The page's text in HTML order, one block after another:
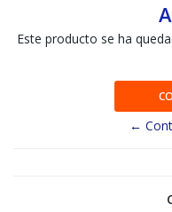
Este producto se ha
←